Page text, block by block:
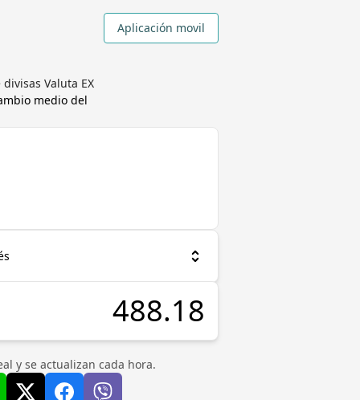
Aplicación movil
Valuta EX
medio del
y se actualizan cada hora.